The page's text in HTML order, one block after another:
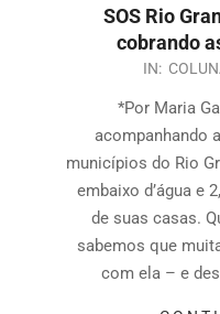
SOS Rio
cobrando
IN:
*Por Maria
acompanhando
municípios do Rio
embaixo d’água e
de suas casas.
sabemos que
com ela – e